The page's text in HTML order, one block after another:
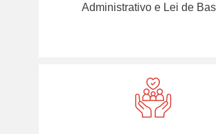
Administrativo e Lei de